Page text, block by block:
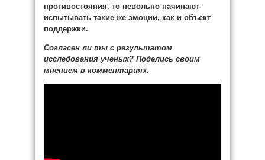
противостояния, то невольно начинают
испытывать такие же эмоции, как и объект
поддержки.
Согласен ли ты с результатом
исследования ученых? Поделись своим
мнением в комментариях.